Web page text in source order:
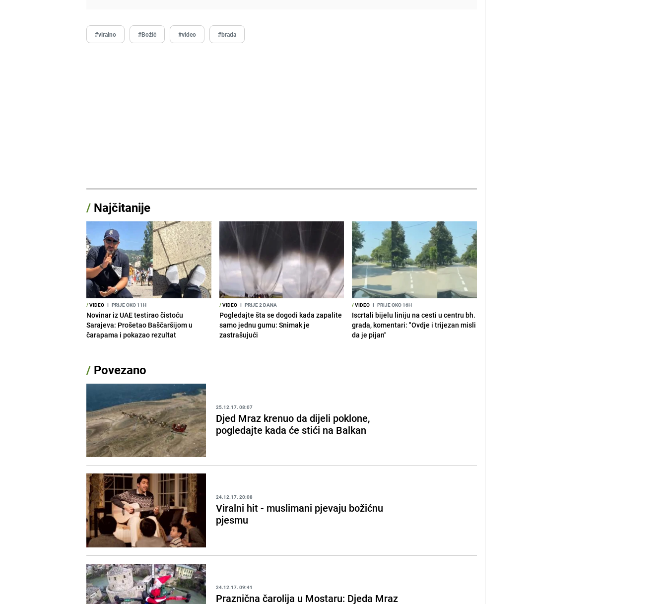
#viralno #Božić #video #brada
/ Najčitanije
/VIDEO I PRIJE OKO 11H
Novinar iz UAE testirao čistoću
Sarajeva: Prošetao Baščaršijom u
čarapama i pokazao rezultat
/VIDEO I PRIJE 2 DANA
Pogledajte šta se dogodi kada zapalite
samo jednu gumu: Snimak je
zastrašujući
/VIDEO I PRIJE OKO 16H
Iscrtali bijelu liniju na cesti u centru bh.
grada, komentari: "Ovdje i trijezan misli
da je pijan"
/ Povezano
25.12.17. 08:07
Djed Mraz krenuo da dijeli poklone,
pogledajte kada će stići na Balkan
24.12.17. 20:08
Viralni hit - muslimani pjevaju božićnu
pjesmu
24.12.17. 09:41
Praznična čarolija u Mostaru: Djeda Mraz